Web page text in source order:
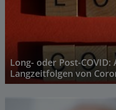
Long- oder Post-
Langzeitfolgen von